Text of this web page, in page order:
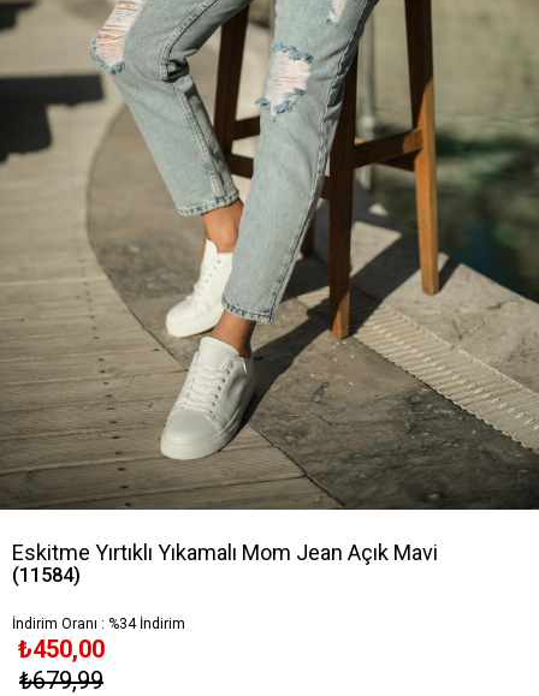
Eskitme Yırtıklı Yıkamalı Mom Jean Açık Mavi
(11584)
İndirim Oranı : %34İndirim
₺679,99
₺450,00